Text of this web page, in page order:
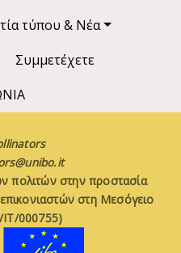
τύπου & Νέα
Συμμετέχετε
πολιτών στην προστασία
στη Μεσόγειο
IT/000755)